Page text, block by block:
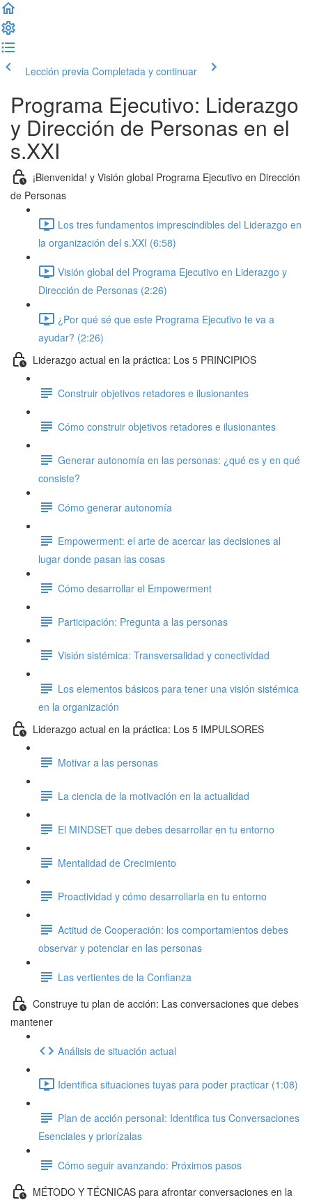
Lección previa Completada y continuar
Programa Ejecutivo: Liderazgo
y Dirección de Personas en el
s.XXI
¡Bienvenida! y Visión global Programa Ejecutivo en Dirección
de Personas
Los tres fundamentos imprescindibles del Liderazgo en
la organización del s.XXI (6:58)
Visión global del Programa Ejecutivo en Liderazgo y
Dirección de Personas (2:26)
¿Por qué sé que este Programa Ejecutivo te va a
ayudar? (2:26)
Liderazgo actual en la práctica: Los 5 PRINCIPIOS
Construir objetivos retadores e ilusionantes
Cómo construir objetivos retadores e ilusionantes
Generar autonomía en las personas: ¿qué es y en qué
consiste?
Cómo generar autonomía
Empowerment: el arte de acercar las decisiones al
lugar donde pasan las cosas
Cómo desarrollar el Empowerment
Participación: Pregunta a las personas
Visión sistémica: Transversalidad y conectividad
Los elementos básicos para tener una visión sistémica
en la organización
Liderazgo actual en la práctica: Los 5 IMPULSORES
Motivar a las personas
La ciencia de la motivación en la actualidad
El MINDSET que debes desarrollar en tu entorno
Mentalidad de Crecimiento
Proactividad y cómo desarrollarla en tu entorno
Actitud de Cooperación: los comportamientos debes
observar y potenciar en las personas
Las vertientes de la Confianza
Construye tu plan de acción: Las conversaciones que debes
mantener
Análisis de situación actual
Identifica situaciones tuyas para poder practicar (1:08)
Plan de acción personaI: Identifica tus Conversaciones
Esenciales y priorízalas
Cómo seguir avanzando: Próximos pasos
MÉTODO Y TÉCNICAS para afrontar conversaciones en la